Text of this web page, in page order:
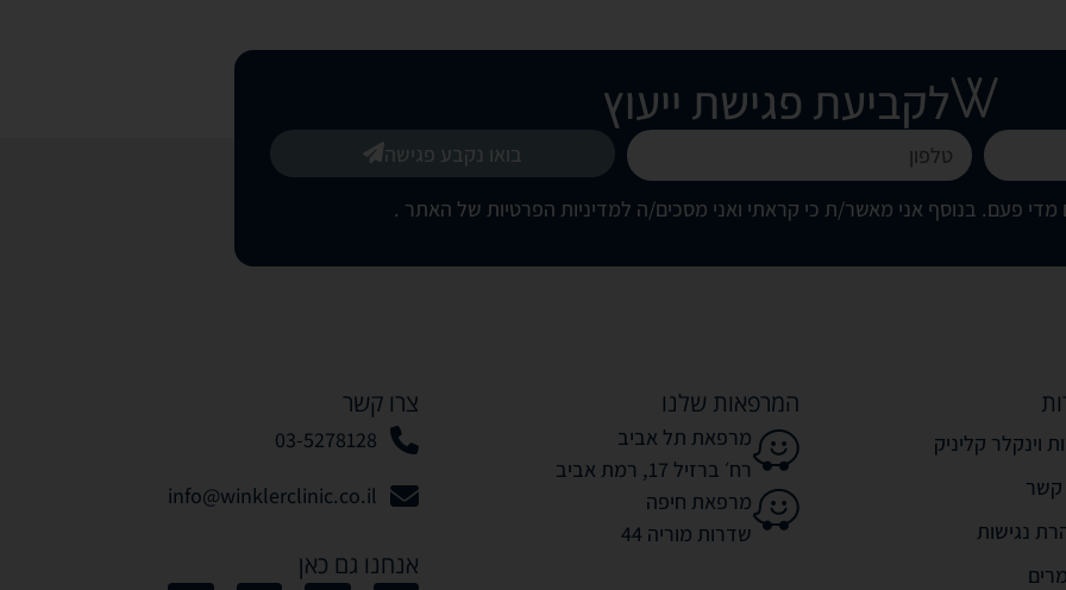
לקביעת פגישת ייעוץ
פעם. בנוסף אני מאשר/ת כי קראתי ואני מסכים/ה למדיניות הפרטיות של האתר .
בואו נקבע פגישה
וינקלר קליניק
קשר
נגישות
המרפאות שלנו
מרפאת תל אביב
רח׳ ברזיל 17, רמת אביב
מרפאת חיפה
שדרות מוריה 44
צרו קשר
03-5278128
info@winklerclinic.co.il
אנחנו גם כאן